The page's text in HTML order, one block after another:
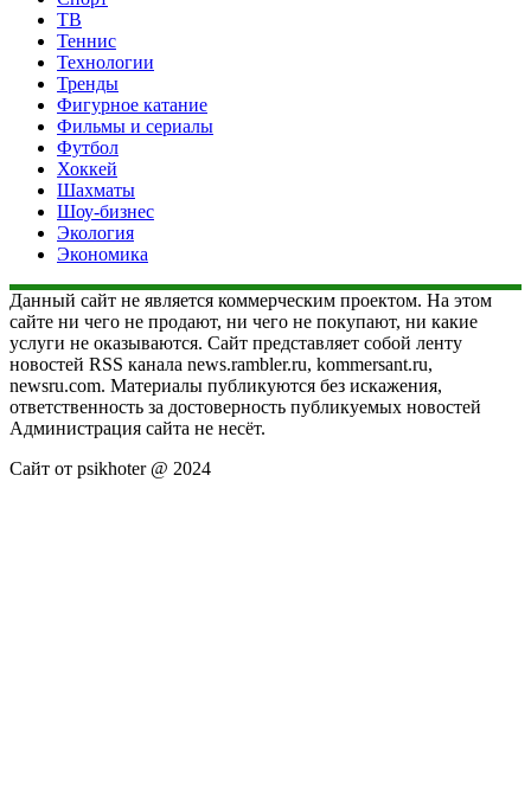
ТВ
Теннис
Технологии
Тренды
Фигурное катание
Фильмы и сериалы
Футбол
Хоккей
Шахматы
Шоу-бизнес
Экология
Экономика
Данный сайт не является коммерческим проектом. На этом
сайте ни чего не продают, ни чего не покупают, ни какие
услуги не оказываются. Сайт представляет собой ленту
новостей RSS канала news.rambler.ru, kommersant.ru,
newsru.com. Материалы публикуются без искажения,
ответственность за достоверность публикуемых новостей
Администрация сайта не несёт.
Сайт от psikhoter @ 2024